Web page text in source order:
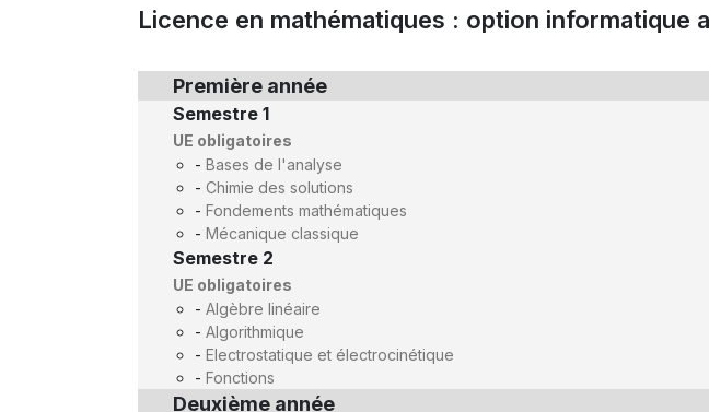
Licence en mathématiques : option informatique
Première année
Semestre 1
UE obligatoires
- Bases de l'analyse
- Chimie des solutions
- Fondements mathématiques
- Mécanique classique
Semestre 2
UE obligatoires
- Algèbre linéaire
- Algorithmique
- Electrostatique et électrocinétique
- Fonctions
Deuxième année